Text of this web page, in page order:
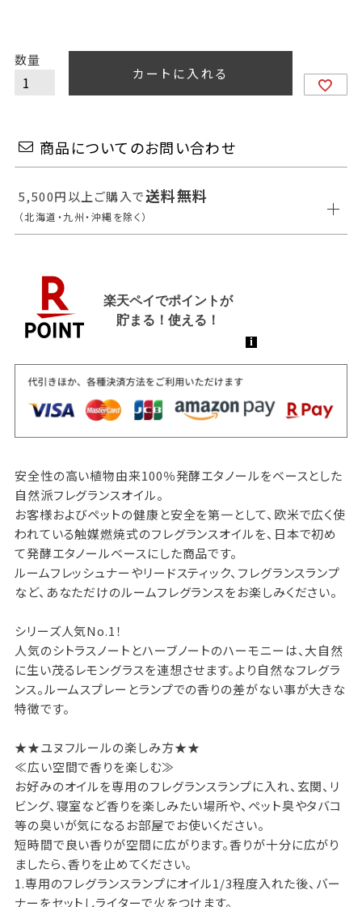
カートに入れる
商品についてのお問い合わせ
5,500円以上ご購入で送料無料
（北海道・九州・沖縄を除く）
安全性の高い植物由来100％発酵エタノールをベースとした
自然派フレグランスオイル。
お客様およびペットの健康と安全を第一として、欧米で広く使
われている触媒燃焼式のフレグランスオイルを、日本で初め
て発酵エタノールベースにした商品です。
ルームフレッシュナーやリードスティック、フレグランスランプ
など、あなただけのルームフレグランスをお楽しみください。
シリーズ人気No.1！
人気のシトラスノートとハーブノートのハーモニーは、大自然
に生い茂るレモングラスを連想させます。より自然なフレグラ
ンス。ルームスプレーとランプでの香りの差がない事が大きな
特徴です。
★★ユヌフルールの楽しみ方★★
≪広い空間で香りを楽しむ≫
お好みのオイルを専用のフレグランスランプに入れ、玄関、リ
ビング、寝室など香りを楽しみたい場所や、ペット臭やタバコ
等の臭いが気になるお部屋でお使いください。
短時間で良い香りが空間に広がります。香りが十分に広がり
ましたら、香りを止めてください。
1.専用のフレグランスランプにオイル1/3程度入れた後、バー
ナーをセットしライターで火をつけます。